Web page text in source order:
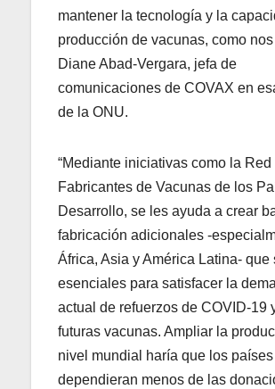
mantener la tecnología y la
producción de vacunas, como
Diane Abad-Vergara, jefa de
comunicaciones de COVAX en
de la ONU.
“Mediante iniciativas como la Red
Fabricantes de Vacunas de los
Desarrollo, se les ayuda a crear
fabricación adicionales -
África, Asia y América Latina- que
esenciales para satisfacer la
actual de refuerzos de COVID-19
futuras vacunas. Ampliar la
nivel mundial haría que los
dependieran menos de las